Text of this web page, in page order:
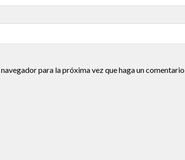
para la próxima vez que haga un comentario.